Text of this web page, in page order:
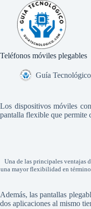
contenido
Teléfonos móviles plegables
Guía Tecnológico
Los dispositivos móviles
pantalla flexible que permite
Una de las principales ventajas
una mayor flexibilidad en
Además, las pantallas
dos aplicaciones al mismo